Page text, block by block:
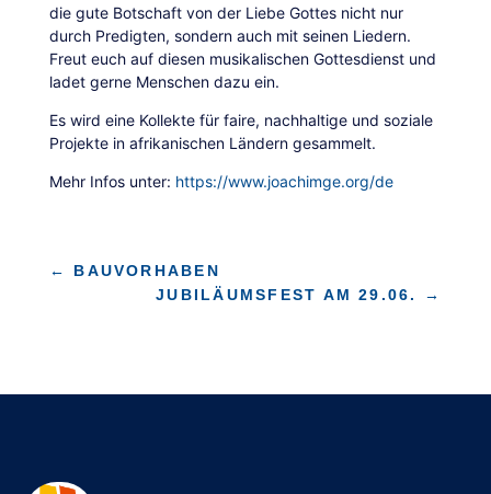
die gute Botschaft von der Liebe Gottes nicht nur
durch Predigten, sondern auch mit seinen Liedern.
Freut euch auf diesen musikalischen Gottesdienst und
ladet gerne Menschen dazu ein.
Es wird eine Kollekte für faire, nachhaltige und soziale
Projekte in afrikanischen Ländern gesammelt.
Mehr Infos unter: https://www.joachimge.org/de
← BAUVORHABEN
JUBILÄUMSFEST AM 29.06.
→